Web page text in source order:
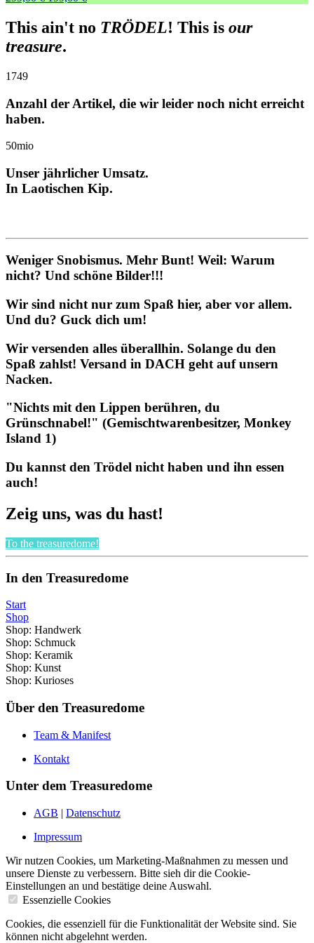
war:
299,00 €199,00 €.
This ain't no TRÖDEL! This is our
treasure.
1749
Anzahl der Artikel, die wir leider noch nicht erreicht
haben.
50mio
Unser jährlicher Umsatz.
In Laotischen Kip.
Weniger Snobismus. Mehr Bunt! Weil: Warum
nicht? Und schöne Bilder!!!
Wir sind nicht nur zum Spaß hier, aber vor allem.
Und du? Guck dich um!
Wir versenden alles überallhin. Solange du den
Spaß zahlst! Versand in DACH geht auf unsern
Nacken.
"Nichts mit den Lippen berühren, du
Grünschnabel!" (Gemischtwarenbesitzer, Monkey
Island 1)
Du kannst den Trödel nicht haben und ihn essen
auch!
Zeig uns, was du hast!
To the treasuredome!
In den Treasuredome
Start
Shop
Shop: Handwerk
Shop: Schmuck
Shop: Keramik
Shop: Kunst
Shop: Kurioses
Über den Treasuredome
Team & Manifest
Kontakt
Unter dem Treasuredome
AGB | Datenschutz
Impressum
Wir nutzen Cookies, um Marketing-Maßnahmen zu messen und
unsere Dienste zu verbessern. Bitte sieh dir die Cookie-
Einstellungen an und bestätige deine Auswahl.
Essenzielle Cookies
Cookies, die essenziell für die Funktionalität der Website sind. Sie
können nicht abgelehnt werden.